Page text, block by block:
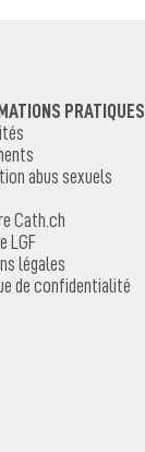
PRATIQUES
abus sexuels
Cath.ch
LGF
légales
de confidentialité